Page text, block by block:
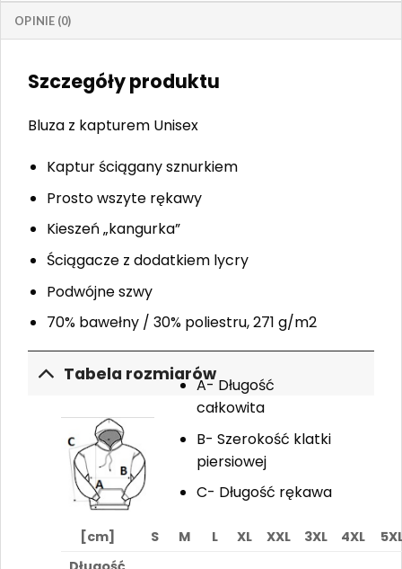
OPINIE (0)
Szczegóły produktu
Bluza z kapturem Unisex
Kaptur ściągany sznurkiem
Prosto wszyte rękawy
Kieszeń „kangurka”
Ściągacze z dodatkiem lycry
Podwójne szwy
70% bawełny / 30% poliestru, 271 g/m2
Tabela rozmiarów
A- Długość
całkowita
B- Szerokość klatki
piersiowej
C- Długość rękawa
[cm] S M L XL XXL 3XL 4XL